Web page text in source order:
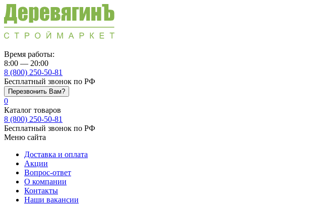
Время работы:
8:00 — 20:00
8 (800) 250-50-81
Бесплатный звонок по РФ
Перезвонить Вам?
0
Каталог товаров
8 (800) 250-50-81
Бесплатный звонок по РФ
Меню сайта
Доставка и оплата
Акции
Вопрос-ответ
О компании
Контакты
Наши вакансии